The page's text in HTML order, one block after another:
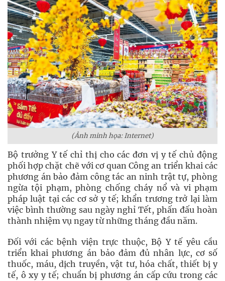
(Ảnh minh họa: Internet)
Bộ trưởng Y tế chỉ thị cho các đơn vị y tế chủ động
phối hợp chặt chẽ với cơ quan Công an triển khai các
phương án bảo đảm công tác an ninh trật tự, phòng
ngừa tội phạm, phòng chống cháy nổ và vi phạm
pháp luật tại các cơ sở y tế; khẩn trương trở lại làm
việc bình thường sau ngày nghỉ Tết, phấn đấu hoàn
thành nhiệm vụ ngay từ những tháng đầu năm.
Đối với các bệnh viện trực thuộc, Bộ Y tế yêu cầu
triển khai phương án bảo đảm đủ nhân lực, cơ số
thuốc, máu, dịch truyền, vật tư, hóa chất, thiết bị y
tế, ô xy y tế; chuẩn bị phương án cấp cứu trong các